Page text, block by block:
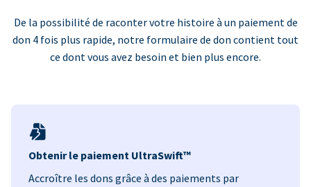
De la possibilité de raconter votre histoire à un paiement de
don 4 fois plus rapide, notre formulaire de don contient tout
ce dont vous avez besoin et bien plus encore.
Obtenir le paiement UltraSwift™
Accroître les dons grâce à des paiements par